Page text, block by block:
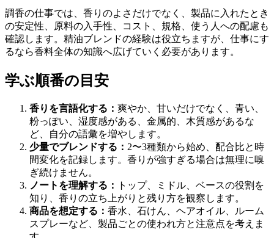
調香の仕事では、香りのよさだけでなく、製品に入れたとき
の安定性、原料の入手性、コスト、規格、使う人への配慮も
確認します。精油ブレンドの経験は役立ちますが、仕事にす
るなら香料全体の知識へ広げていく必要があります。
学ぶ順番の目安
香りを言語化する： 爽やか、甘いだけでなく、青い、
粉っぽい、湿度感がある、金属的、木質感があるな
ど、自分の語彙を増やします。
少量でブレンドする： 2〜3種類から始め、配合比と時
間変化を記録します。香りが強すぎる場合は無理に嗅
ぎ続けません。
ノートを理解する：
トップ、ミドル、ベースの役割を
知り、香りの立ち上がりと残り方を観察します。
商品を想定する： 香水、石けん、ヘアオイル、ルーム
スプレーなど、製品ごとの使われ方と注意点を考えま